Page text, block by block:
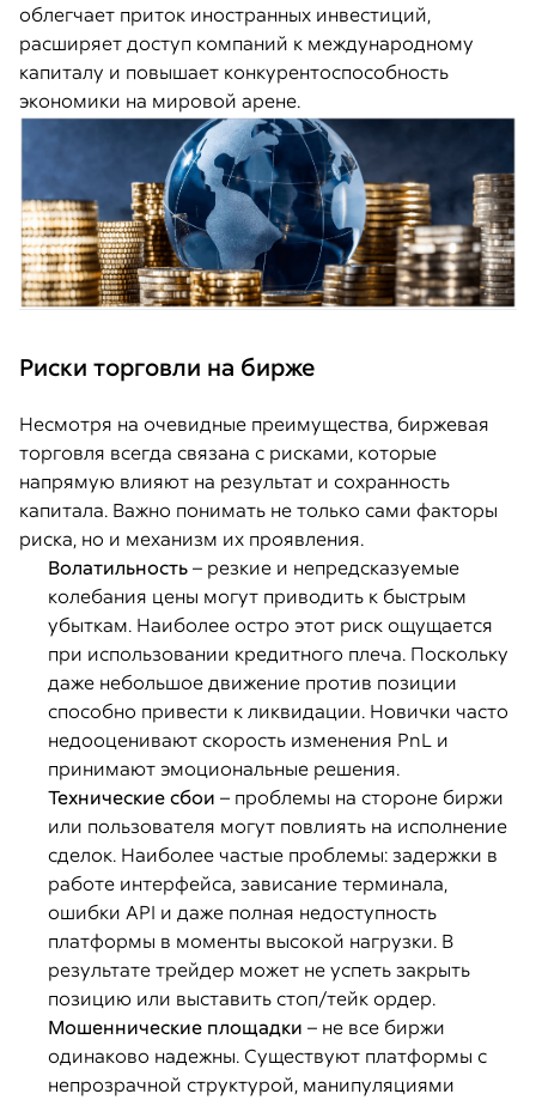
облегчает приток иностранных инвестиций,
расширяет доступ компаний к международному
капиталу и повышает конкурентоспособность
экономики на мировой арене.
Риски торговли на бирже
Несмотря на очевидные преимущества, биржевая
торговля всегда связана с рисками, которые
напрямую влияют на результат и сохранность
капитала. Важно понимать не только сами факторы
риска, но и механизм их проявления.
Волатильность– резкие и непредсказуемые
колебания цены могут приводить к быстрым
убыткам. Наиболее остро этот риск ощущается
при использовании кредитного плеча. Поскольку
даже небольшое движение против позиции
способно привести к ликвидации. Новички часто
недооценивают скорость изменения PnL и
принимают эмоциональные решения.
Технические сбои – проблемы на стороне биржи
или пользователя могут повлиять на исполнение
сделок. Наиболее частые проблемы: задержки в
работе интерфейса, зависание терминала,
ошибки API и даже полная недоступность
платформы в моменты высокой нагрузки. В
результате трейдер может не успеть закрыть
позицию или выставить стоп/тейк ордер.
Мошеннические площадки – не все биржи
одинаково надежны. Существуют платформы с
непрозрачной структурой, манипуляциями